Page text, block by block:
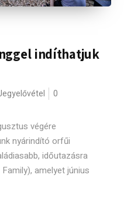
indíthatjuk
0
végére
nyárindító orfűi
időutazásra
amelyet június